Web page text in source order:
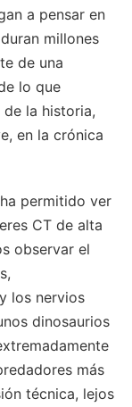
a pensar en
millones
de una
lo que
la historia,
en la crónica
permitido ver
CT de alta
observar el
los nervios
dinosaurios
más
técnica, lejos